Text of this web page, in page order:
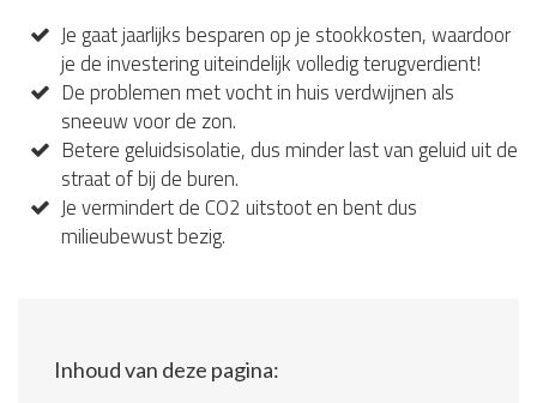
Je gaat jaarlijks besparen op je stookkosten, waardoor
je de investering uiteindelijk volledig terugverdient!
De problemen met vocht in huis verdwijnen als
sneeuw voor de zon.
Betere geluidsisolatie, dus minder last van geluid uit de
straat of bij de buren.
Je vermindert de CO2 uitstoot en bent dus
milieubewust bezig.
Inhoud van deze pagina: